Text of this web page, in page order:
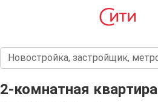
2-комнатная квартира